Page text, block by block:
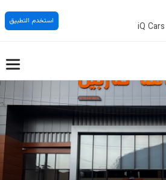
استخدم التطبيق